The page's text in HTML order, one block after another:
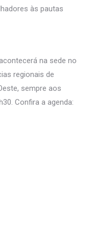
às pautas
na sede no
regionais de
sempre aos
Confira a agenda: